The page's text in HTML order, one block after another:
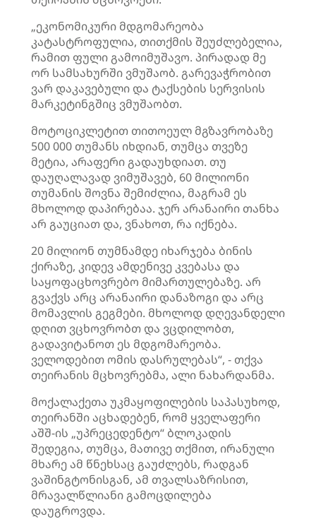
„ეკონომიკური მდგომარეობა
კატასტროფულია, თითქმის შეუძლებელია,
რამით ფული გამოიმუშავო. პირადად მე
ორ სამსახურში ვმუშაობ. გარევაჭრობით
ვარ დაკავებული და ტაქსების სერვისის
მარკეტინგშიც ვმუშაობთ.
მოტოციკლეტით თითოეულ მგზავრობაზე
500 000 თუმანს იხდიან, თუმცა თვეზე
მეტია, არაფერი გადაუხდიათ. თუ
დაუღალავად ვიმუშავებ, 60 მილიონი
თუმანის შოვნა შემიძლია, მაგრამ ეს
მხოლოდ დაპირებაა. ჯერ არანაირი თანხა
არ გაუციათ და, ვნახოთ, რა იქნება.
20 მილიონ თუმნამდე იხარჯება ბინის
ქირაზე, კიდევ ამდენივე კვებასა და
საყოფაცხოვრებო მიმართულებაზე. არ
გვაქვს არც არანაირი დანაზოგი და არც
მომავლის გეგმები. მხოლოდ დღევანდელი
დღით ვცხოვრობთ და ვცდილობთ,
გადავიტანოთ ეს მდგომარეობა.
ველოდებით ომის დასრულებას“, - თქვა
თეირანის მცხოვრებმა, ალი ნახარდანმა.
მოქალაქეთა უკმაყოფილების საპასუხოდ,
თეირანში აცხადებენ, რომ ყველაფერი
აშშ-ის „უპრეცედენტო“ ბლოკადის
შედეგია, თუმცა, მათივე თქმით, ირანული
მხარე ამ წნეხსაც გაუძლებს, რადგან
ვაშინგტონისგან, ამ თვალსაზრისით,
მრავალწლიანი გამოცდილება
დაუგროვდა.